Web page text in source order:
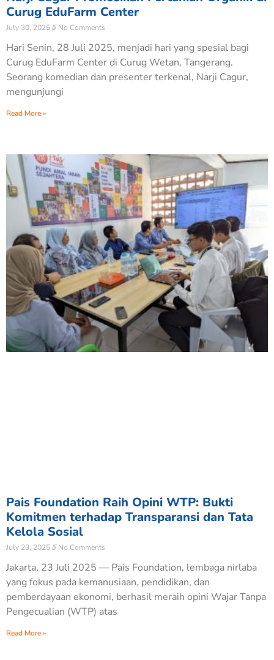
Curug EduFarm Center
July 30, 2025 No Comments
Hari Senin, 28 Juli 2025, menjadi hari yang spesial bagi
Curug EduFarm Center di Curug Wetan, Tangerang.
Seorang komedian dan presenter terkenal, Narji Cagur,
mengunjungi
Read More »
Pais Foundation Raih Opini WTP: Bukti
Komitmen terhadap Transparansi dan Tata
Kelola Sosial
July 23, 2025 No Comments
Jakarta, 23 Juli 2025 — Pais Foundation, lembaga nirlaba
yang fokus pada kemanusiaan, pendidikan, dan
pemberdayaan ekonomi, berhasil meraih opini Wajar Tanpa
Pengecualian (WTP) atas
Read More »